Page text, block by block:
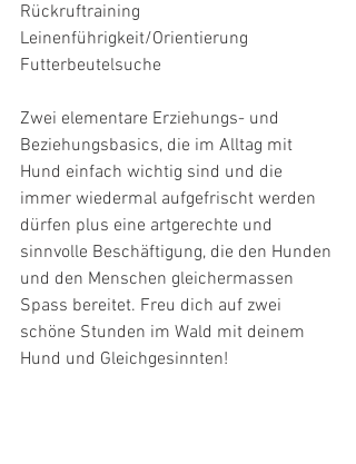
Rückruftraining
Leinenführigkeit/Orientierung
Futterbeutelsuche
Zwei elementare Erziehungs- und
Beziehungsbasics, die im Alltag mit
Hund einfach wichtig sind und die
immer wiedermal aufgefrischt werden
dürfen plus eine artgerechte und
sinnvolle Beschäftigung, die den Hunden
und den Menschen gleichermassen
Spass bereitet. Freu dich auf zwei
schöne Stunden im Wald mit deinem
Hund und Gleichgesinnten!